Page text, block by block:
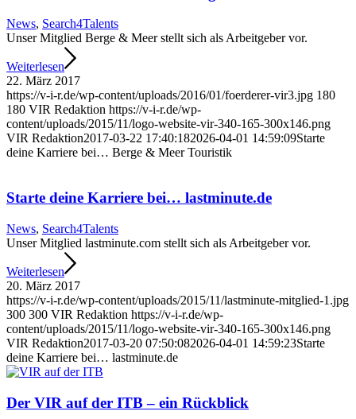
News, Search4Talents
Unser Mitglied Berge & Meer stellt sich als Arbeitgeber vor.
Weiterlesen
22. März 2017
https://v-i-r.de/wp-content/uploads/2016/01/foerderer-vir3.jpg 180
180 VIR Redaktion https://v-i-r.de/wp-
content/uploads/2015/11/logo-website-vir-340-165-300x146.png
VIR Redaktion2017-03-22 17:40:182026-04-01 14:59:09Starte
deine Karriere bei… Berge & Meer Touristik
Starte deine Karriere bei… lastminute.de
News, Search4Talents
Unser Mitglied lastminute.com stellt sich als Arbeitgeber vor.
Weiterlesen
20. März 2017
https://v-i-r.de/wp-content/uploads/2015/11/lastminute-mitglied-1.jpg
300 300 VIR Redaktion https://v-i-r.de/wp-
content/uploads/2015/11/logo-website-vir-340-165-300x146.png
VIR Redaktion2017-03-20 07:50:082026-04-01 14:59:23Starte
deine Karriere bei… lastminute.de
Der VIR auf der ITB – ein Rückblick